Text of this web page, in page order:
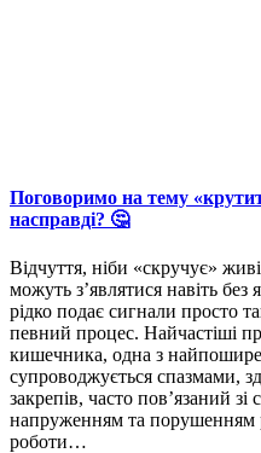
Поговоримо на тему
насправді? 🤔
Відчуття, ніби «скручує»
можуть з’являтися навіть
рідко подає сигнали просто
певний процес. Найчастіші
кишечника, одна з
супроводжується спазмами,
закрепів, часто пов’язаний
напруженням та
роботи…